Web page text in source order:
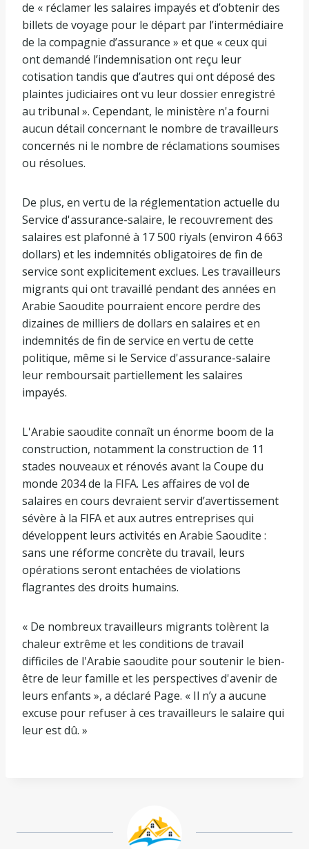
de « réclamer les salaires impayés et d’obtenir des
billets de voyage pour le départ par l’intermédiaire
de la compagnie d’assurance » et que « ceux qui
ont demandé l’indemnisation ont reçu leur
cotisation tandis que d’autres qui ont déposé des
plaintes judiciaires ont vu leur dossier enregistré
au tribunal ». Cependant, le ministère n'a fourni
aucun détail concernant le nombre de travailleurs
concernés ni le nombre de réclamations soumises
ou résolues.
De plus, en vertu de la réglementation actuelle du
Service d'assurance-salaire, le recouvrement des
salaires est plafonné à 17 500 riyals (environ 4 663
dollars) et les indemnités obligatoires de fin de
service sont explicitement exclues. Les travailleurs
migrants qui ont travaillé pendant des années en
Arabie Saoudite pourraient encore perdre des
dizaines de milliers de dollars en salaires et en
indemnités de fin de service en vertu de cette
politique, même si le Service d'assurance-salaire
leur remboursait partiellement les salaires
impayés.
L'Arabie saoudite connaît un énorme boom de la
construction, notamment la construction de 11
stades nouveaux et rénovés avant la Coupe du
monde 2034 de la FIFA. Les affaires de vol de
salaires en cours devraient servir d’avertissement
sévère à la FIFA et aux autres entreprises qui
développent leurs activités en Arabie Saoudite :
sans une réforme concrète du travail, leurs
opérations seront entachées de violations
flagrantes des droits humains.
« De nombreux travailleurs migrants tolèrent la
chaleur extrême et les conditions de travail
difficiles de l'Arabie saoudite pour soutenir le bien-
être de leur famille et les perspectives d'avenir de
leurs enfants », a déclaré Page. « Il n’y a aucune
excuse pour refuser à ces travailleurs le salaire qui
leur est dû. »